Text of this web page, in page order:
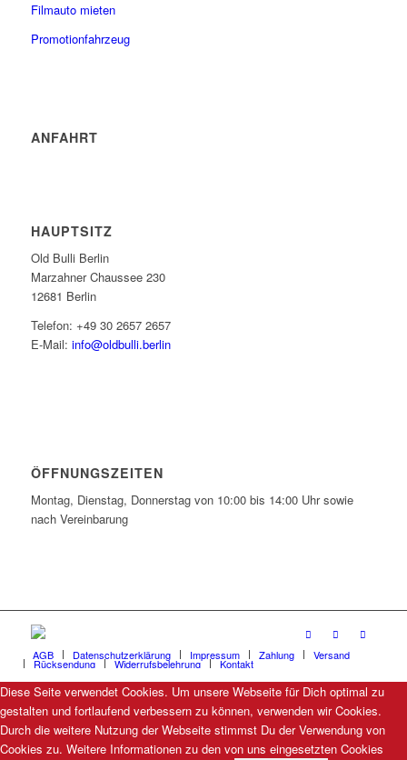
Filmauto mieten
Promotionfahrzeug
ANFAHRT
HAUPTSITZ
Old Bulli Berlin
Marzahner Chaussee 230
12681 Berlin
Telefon: +49 30 2657 2657
E-Mail: info@oldbulli.berlin
ÖFFNUNGSZEITEN
Montag, Dienstag, Donnerstag von 10:00 bis 14:00 Uhr sowie
nach Vereinbarung
AGB Datenschutzerklärung Impressum Zahlung Versand
Rücksendung Widerrufsbelehrung Kontakt
Diese Seite verwendet Cookies. Um unsere Webseite für Dich optimal zu
gestalten und fortlaufend verbessern zu können, verwenden wir Cookies.
Durch die weitere Nutzung der Webseite stimmst Du der Verwendung von
Cookies zu. Weitere Informationen zu den von uns eingesetzten Cookies